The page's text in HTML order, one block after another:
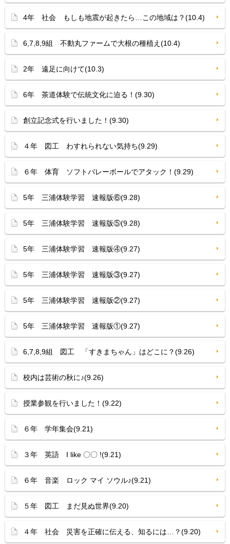
4年 社会 もしも地震が起きたら…この地域は？(10.4)
6,7,8,9組 不動丸ファームで大根の種植え(10.4)
2年 遠足に向けて(10.3)
6年 茶道体験で伝統文化に迫る！(9.30)
創立記念式を行いました！(9.30)
４年 図工 わすれられない気持ち(9.29)
６年 体育 ソフトバレーボールでアタック！(9.29)
5年 三浦体験学習 速報版⑥(9.28)
5年 三浦体験学習 速報版⑤(9.28)
5年 三浦体験学習 速報版④(9.27)
5年 三浦体験学習 速報版③(9.27)
5年 三浦体験学習 速報版②(9.27)
5年 三浦体験学習 速報版①(9.27)
6,7,8,9組 図工 「すきまちゃん」はどこに？(9.26)
校内は芸術の秋に♪(9.26)
授業参観を行いました！(9.22)
６年 学年集会(9.21)
３年 英語 I like 〇〇 !(9.21)
６年 音楽 ロック マイ ソウル♪(9.21)
５年 図工 まだ見ぬ世界(9.20)
４年 社会 災害を正確に伝える、知るには…？(9.20)